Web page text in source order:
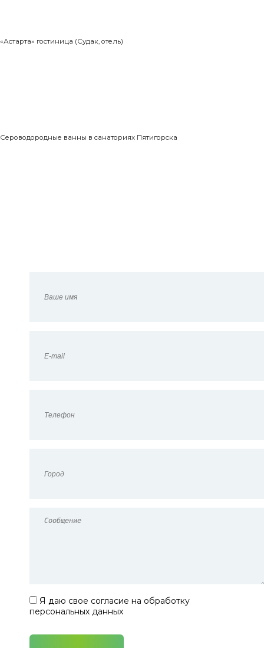
«Астарта» гостиница (Судак, отель)
Сероводородные ванны в санаториях Пятигорска
Я даю свое согласие на обработку
персональных данных